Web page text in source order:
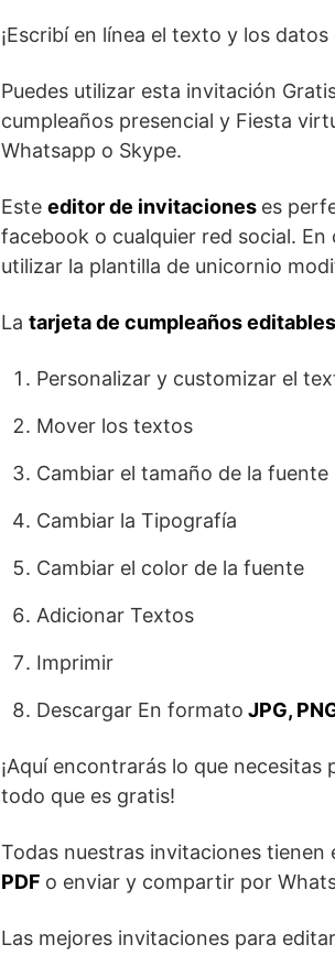
¡Escribí en línea el texto y los
Puedes utilizar esta invitación
cumpleaños presencial y Fiesta
Whatsapp o Skype.
Este editor de invitaciones es
facebook o cualquier red social.
utilizar la plantilla de unicornio
La tarjeta de cumpleaños editables
Personalizar y customizar el
Mover los textos
Cambiar el tamaño de la fuente
Cambiar la Tipografía
Cambiar el color de la fuente
Adicionar Textos
Imprimir
Descargar En formato JPG,
¡Aquí encontrarás lo que necesitas
todo que es gratis!
Todas nuestras invitaciones tienen
PDF o enviar y compartir por
Las mejores invitaciones para